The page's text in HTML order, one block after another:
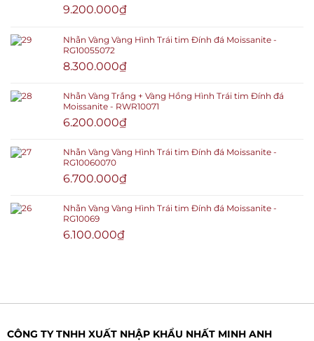
9.200.000₫
Nhẫn Vàng Vàng Hình Trái tim Đính đá Moissanite -
RG10055072
8.300.000₫
Nhẫn Vàng Trắng + Vàng Hồng Hình Trái tim Đính đá
Moissanite - RWR10071
6.200.000₫
Nhẫn Vàng Vàng Hình Trái tim Đính đá Moissanite -
RG10060070
6.700.000₫
Nhẫn Vàng Vàng Hình Trái tim Đính đá Moissanite -
RG10069
6.100.000₫
CÔNG TY TNHH XUẤT NHẬP KHẨU NHẤT MINH ANH